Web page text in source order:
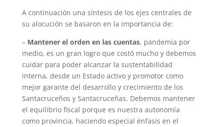
A continuación una síntesis de los ejes centrales de
su alocución se basaron en la importancia de:
– Mantener el orden en las cuentas, pandemia por
medio, es un gran logro que costó mucho y debemos
cuidar para poder alcanzar la sustentabilidad
interna, desde un Estado activo y promotor como
mejor garante del desarrollo y crecimiento de los
Santacruceños y Santacruceñas. Debemos mantener
el equilibrio fiscal porque es nuestra autonomía
como provincia, haciendo especial énfasis en el